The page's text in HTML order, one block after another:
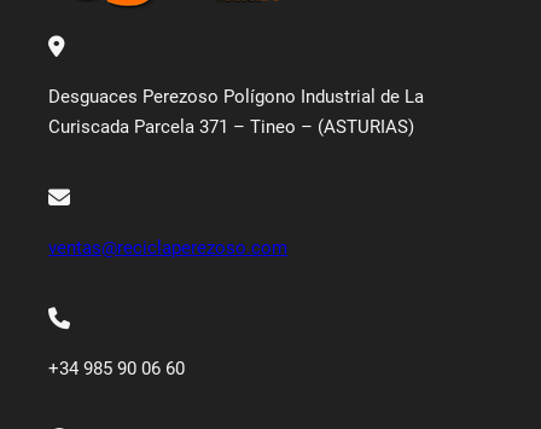
Desguaces Perezoso Polígono Industrial de La
Curiscada Parcela 371 – Tineo – (ASTURIAS)
ventas@reciclaperezoso.com
+34 985 90 06 60